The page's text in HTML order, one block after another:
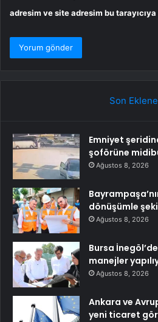
adresim ve site adresim bu
Son
Emniyet
şoförüne
Ağustos 8, 2026
dönüşümle
Ağustos 8, 2026
Bursa
manejler
Ağustos 8, 2026
Ankara ve
yeni ticaret